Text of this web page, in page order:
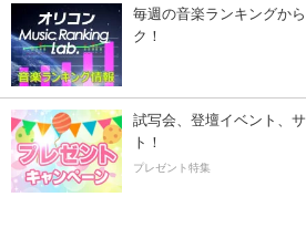
毎週の音楽ランキングか
ク！
試写会、登壇イベント、
ト！
プレゼント特集